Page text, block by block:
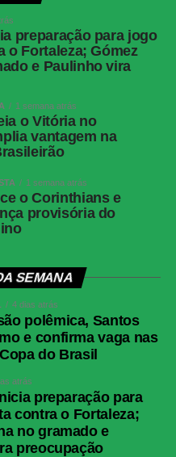
(RJ)
Henrique Correa e Luiz
(RJ)
(PR)
Gabriel Justino, Ferraresi e
Danilo, Medina e
Villalba (Matheus Martins),
Barrera/Lucas
Cabral.Técnico: Franclim
Serna (Canobbio), Soteldo
e Rodrigo Castillo
Zubeldía
preparação para jogo
o Fortaleza; Gómez
e Paulinho vira
1 semana atrás
o Vitória no
vantagem na
1 semana atrás
o Corinthians e
provisória do
SEMANA
4 dias atrás
polêmica, Santos
e confirma vaga nas
do Brasil
atrás
preparação para
contra o Fortaleza;
no gramado e
preocupação